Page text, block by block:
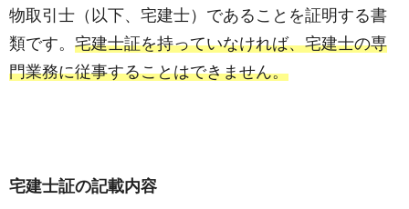
物取引士（以下、宅建士）であることを証明する書
類です。 宅建士証を持っていなければ、宅建士の専
門業務に従事することはできません。
宅建士証の記載内容